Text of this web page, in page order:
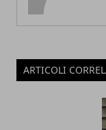
ARTICOLI